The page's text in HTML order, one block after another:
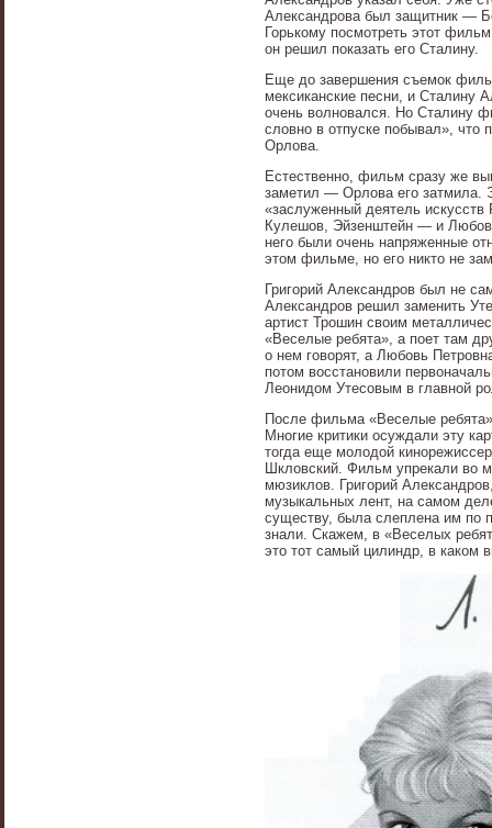
Александрова был защитник —
Горькому посмотреть этот
он решил показать его Сталину.
Еще до завершения съемок
мексиканские песни, и Сталину
очень волновался. Но Сталину
словно в отпуске побывал»,
Орлова.
Естественно, фильм сразу же
заметил — Орлова его затмила.
«заслуженный деятель
Кулешов, Эйзенштейн — и
него были очень напряженные
этом фильме, но его никто не
Григорий Александров был не
Александров решил заменить
артист Трошин своим
«Веселые ребята», а поет там
о нем говорят, а Любовь
потом восстановили
Леонидом Утесовым в главной
После фильма «Веселые
Многие критики осуждали эту
тогда еще молодой
Шкловский. Фильм упрекали во
мюзиклов. Григорий
музыкальных лент, на самом
существу, была слеплена им по
знали. Скажем, в «Веселых
это тот самый цилиндр, в каком